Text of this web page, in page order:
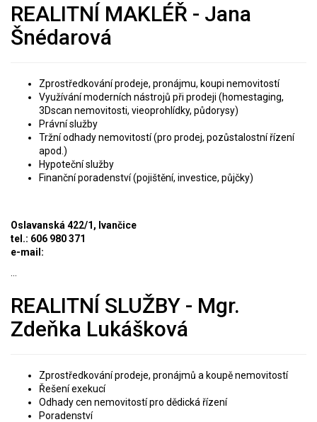
REALITNÍ MAKLÉŘ - Jana
Šnédarová
Zprostředkování prodeje, pronájmu, koupi nemovitostí
Využívání moderních nástrojů při prodeji (homestaging,
3Dscan nemovitosti, vieoprohlídky, půdorysy)
Právní služby
Tržní odhady nemovitostí (pro prodej, pozůstalostní řízení
apod.)
Hypoteční služby
Finanční poradenství (pojištění, investice, půjčky)
Oslavanská 422/1, Ivančice
tel.: 606 980 371
e-mail:
REALITNÍ SLUŽBY - Mgr.
Zdeňka Lukášková
Zprostředkování prodeje, pronájmů a koupě nemovitostí
Řešení exekucí
Odhady cen nemovitostí pro dědická řízení
Poradenství